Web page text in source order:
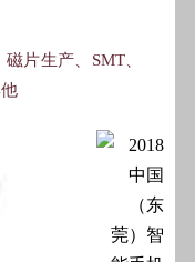
片生产、SMT、